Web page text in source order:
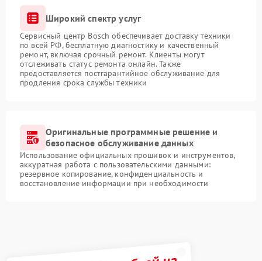
Широкий спектр услуг
Сервисный центр Bosch обеспечивает доставку техники
по всей РФ, бесплатную диагностику и качественный
ремонт, включая срочный ремонт. Клиенты могут
отслеживать статус ремонта онлайн. Также
предоставляется постгарантийное обслуживание для
продления срока службы техники
Оригинальные программные решение и
безопасное обслуживание данных
Использование официальных прошивок и инструментов,
аккуратная работа с пользовательскими данными:
резервное копирование, конфиденциальность и
восстановление информации при необходимости